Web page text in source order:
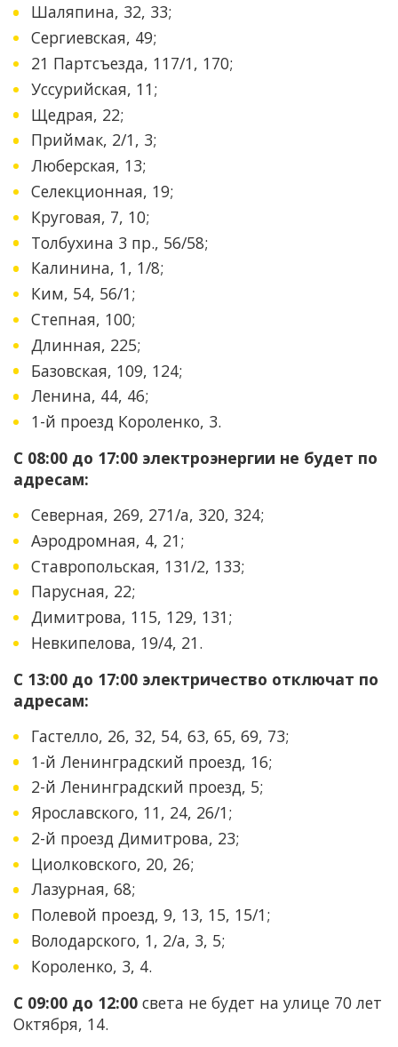
Шаляпина, 32, 33;
Сергиевская, 49;
21 Партсъезда, 117/1, 170;
Уссурийская, 11;
Щедрая, 22;
Приймак, 2/1, 3;
Люберская, 13;
Селекционная, 19;
Круговая, 7, 10;
Толбухина 3 пр., 56/58;
Калинина, 1, 1/8;
Ким, 54, 56/1;
Степная, 100;
Длинная, 225;
Базовская, 109, 124;
Ленина, 44, 46;
1-й проезд Короленко, 3.
С 08:00 до 17:00 электроэнергии не будет по
адресам:
Северная, 269, 271/а, 320, 324;
Аэродромная, 4, 21;
Ставропольская, 131/2, 133;
Парусная, 22;
Димитрова, 115, 129, 131;
Невкипелова, 19/4, 21.
С 13:00 до 17:00 электричество отключат по
адресам:
Гастелло, 26, 32, 54, 63, 65, 69, 73;
1-й Ленинградский проезд, 16;
2-й Ленинградский проезд, 5;
Ярославского, 11, 24, 26/1;
2-й проезд Димитрова, 23;
Циолковского, 20, 26;
Лазурная, 68;
Полевой проезд, 9, 13, 15, 15/1;
Володарского, 1, 2/а, 3, 5;
Короленко, 3, 4.
С 09:00 до 12:00 света не будет на улице 70 лет
Октября, 14.